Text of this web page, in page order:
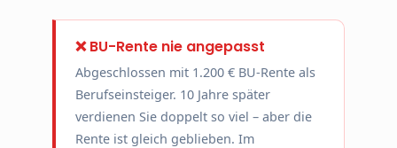
❌ BU-Rente nie angepasst
Abgeschlossen mit 1.200 € BU-Rente als
Berufseinsteiger. 10 Jahre später
verdienen Sie doppelt so viel – aber die
Rente ist gleich geblieben. Im